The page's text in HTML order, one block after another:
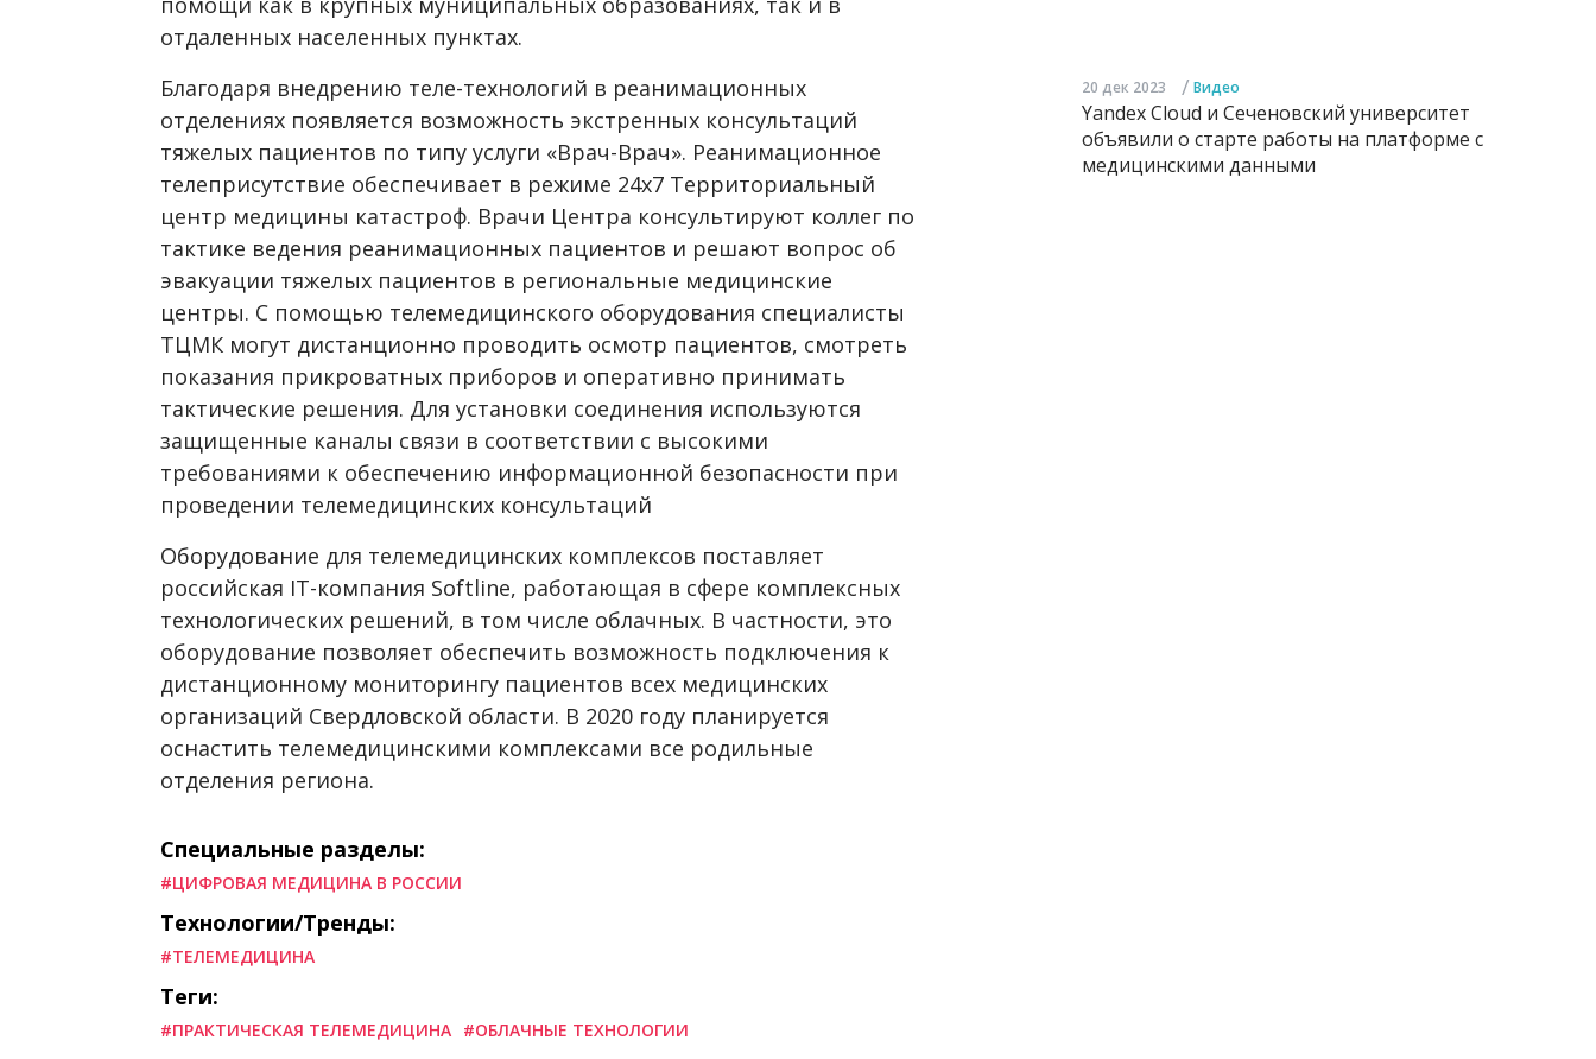
отдаленных населенных пунктах.
Благодаря внедрению теле-технологий в реанимационных
отделениях появляется возможность экстренных консультаций
тяжелых пациентов по типу услуги «Врач-Врач». Реанимационное
телеприсутствие обеспечивает в режиме 24х7 Территориальный
центр медицины катастроф. Врачи Центра консультируют коллег по
тактике ведения реанимационных пациентов и решают вопрос об
эвакуации тяжелых пациентов в региональные медицинские
центры. С помощью телемедицинского оборудования специалисты
ТЦМК могут дистанционно проводить осмотр пациентов, смотреть
показания прикроватных приборов и оперативно принимать
тактические решения. Для установки соединения используются
защищенные каналы связи в соответствии с высокими
требованиями к обеспечению информационной безопасности при
проведении телемедицинских консультаций
Оборудование для телемедицинских комплексов поставляет
российская IT-компания Softline, работающая в сфере комплексных
технологических решений, в том числе облачных. В частности, это
оборудование позволяет обеспечить возможность подключения к
дистанционному мониторингу пациентов всех медицинских
организаций Свердловской области. В 2020 году планируется
оснастить телемедицинскими комплексами все родильные
отделения региона.
Специальные разделы:
#ЦИФРОВАЯ МЕДИЦИНА В РОССИИ
Технологии/Тренды:
#ТЕЛЕМЕДИЦИНА
Теги:
#ПРАКТИЧЕСКАЯ ТЕЛЕМЕДИЦИНА #ОБЛАЧНЫЕ ТЕХНОЛОГИИ
20 дек 2023 / Видео
Yandex Cloud и Сеченовский университет
объявили о старте работы на платформе с
медицинскими данными